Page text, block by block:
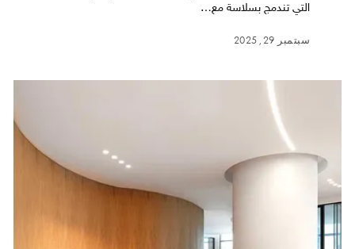
التي تندمج بسلاسة مع…
سبتمبر 29, 2025